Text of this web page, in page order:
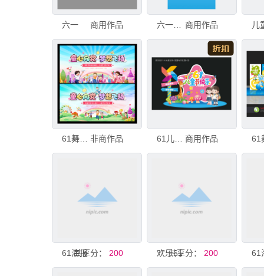
六一 商用作品 六一海报 商用作品
61舞台背景 非商作品 61儿童节六一儿童节美陈展板 商用作品
61海报
共享分： 200 欢乐61
共享分： 200 61